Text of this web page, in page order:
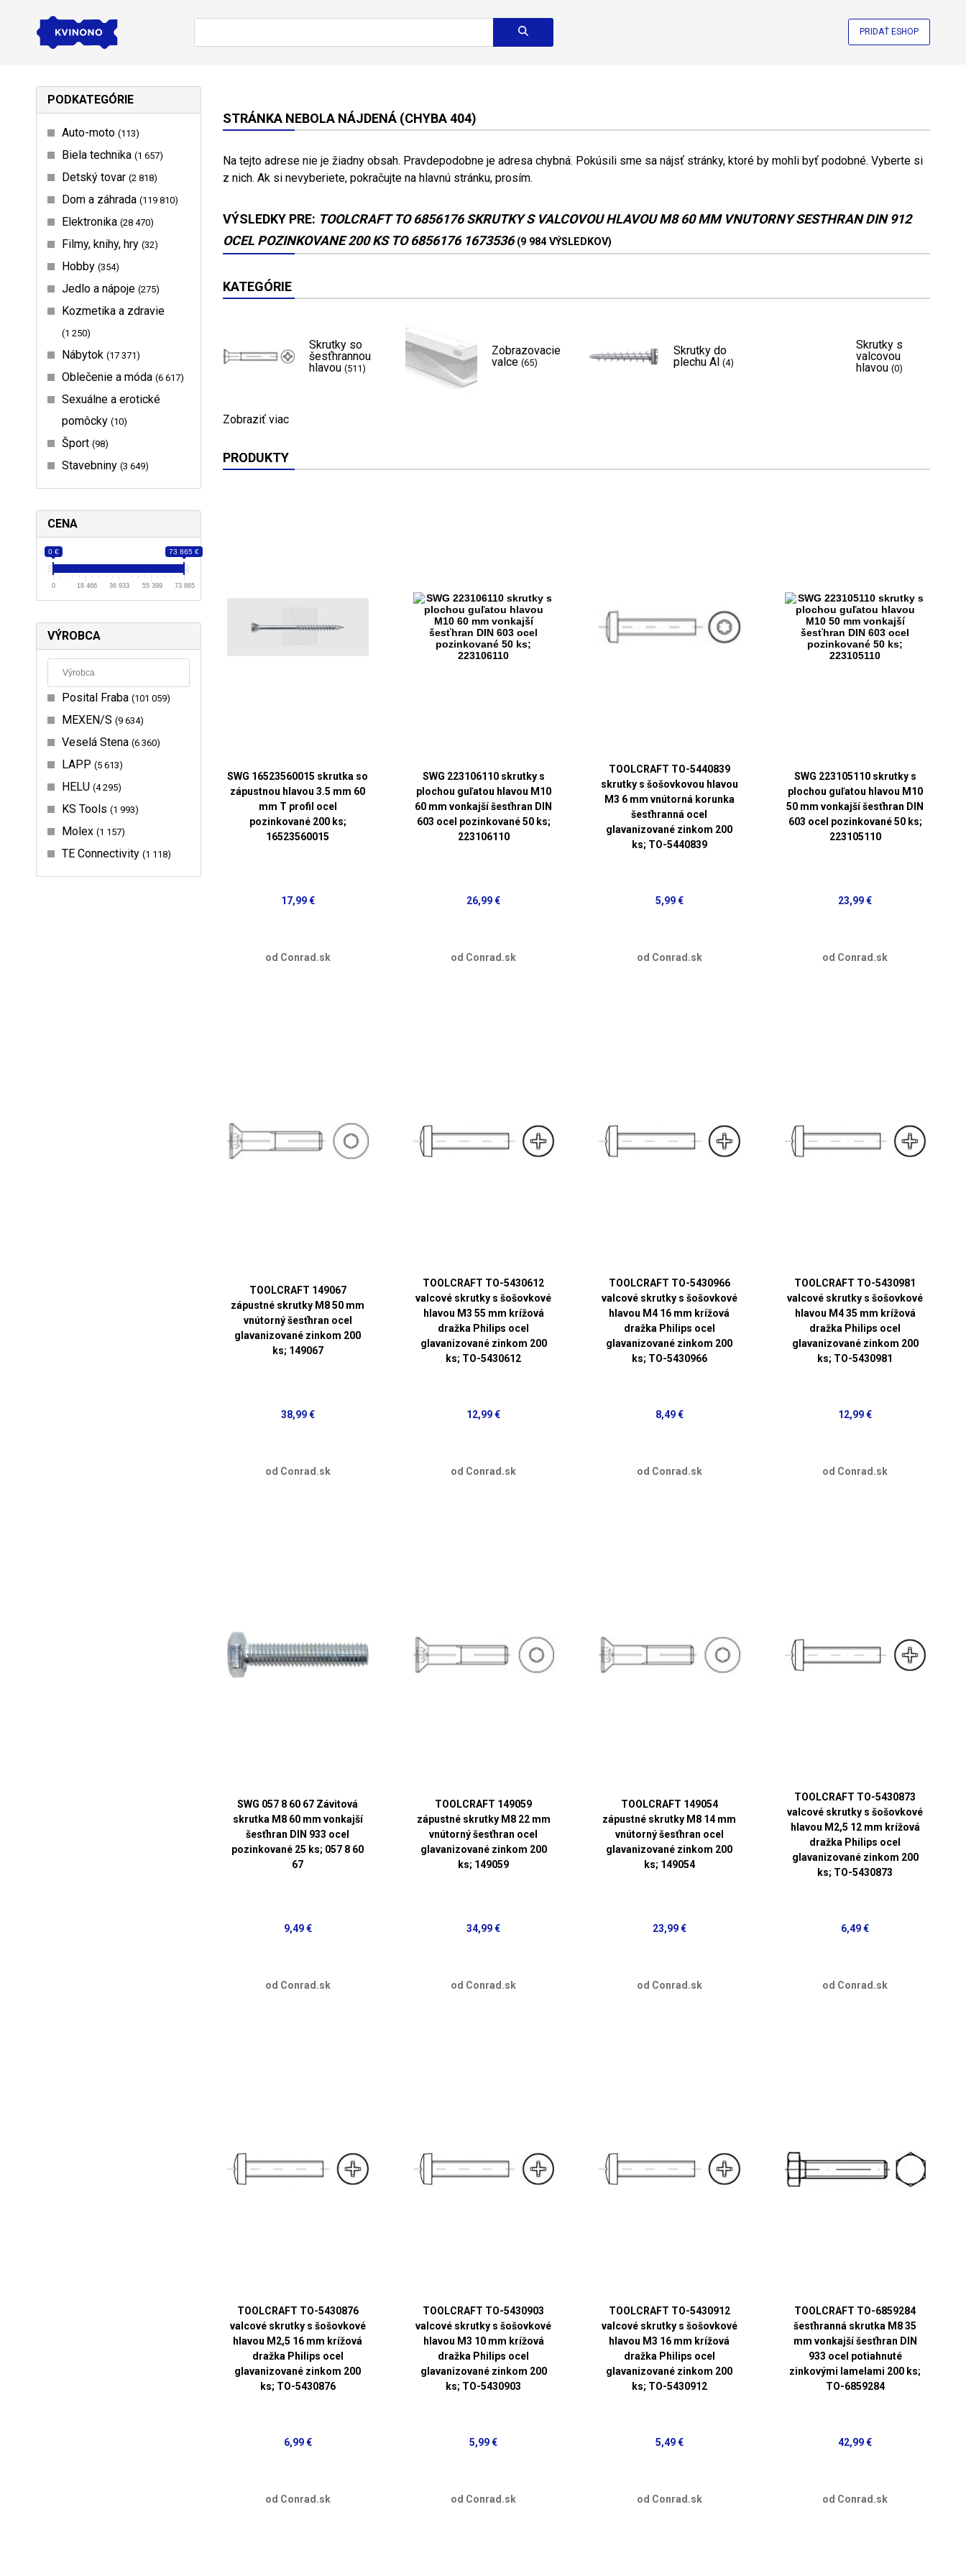
PRIDAŤ ESHOP
PODKATEGÓRIE
Auto-moto 113
Biela technika 1 657
Detský tovar 2 818
Dom a záhrada 119 810
Elektronika 28 470
Filmy, knihy, hry 32
Hobby 354
Jedlo a nápoje 275
Kozmetika a zdravie
1 250
Nábytok 17 371
Oblečenie a móda 6 617
Sexuálne a erotické
pomôcky 10
Šport 98
Stavebniny 3 649
CENA
0 € 73 865 €
0 18 466 36 933 55 399 73 865
VÝROBCA
Posital Fraba 101 059
MEXEN/S 9 634
Veselá Stena 6 360
LAPP 5 613
HELU 4 295
KS Tools 1 993
Molex 1 157
TE Connectivity 1 118
STRÁNKA NEBOLA NÁJDENÁ (CHYBA 404)
Na tejto adrese nie je žiadny obsah. Pravdepodobne je adresa chybná. Pokúsili sme sa nájsť stránky, ktoré by mohli byť podobné. Vyberte si
z nich. Ak si nevyberiete, pokračujte na hlavnú stránku, prosím.
VÝSLEDKY PRE: TOOLCRAFT TO 6856176 SKRUTKY S VALCOVOU HLAVOU M8 60 MM VNUTORNY SESTHRAN DIN 912
OCEL POZINKOVANE 200 KS TO 6856176 1673536 (9 984 VÝSLEDKOV)
KATEGÓRIE
Skrutky so
šesťhrannou
hlavou (511)
Zobrazovacie
valce (65)
Skrutky do
plechu Al (4)
Skrutky s
valcovou
hlavou (0)
Zobraziť viac
PRODUKTY
SWG 16523560015 skrutka so
zápustnou hlavou 3.5 mm 60
mm T profil ocel
pozinkované 200 ks;
16523560015
17,99 €
od Conrad.sk
SWG 223106110 skrutky s
plochou guľatou hlavou M10
60 mm vonkajší šesťhran DIN
603 ocel pozinkované 50 ks;
223106110
26,99 €
od Conrad.sk
TOOLCRAFT TO-5440839
skrutky s šošovkovou hlavou
M3 6 mm vnútorná korunka
šesťhranná ocel
glavanizované zinkom 200
ks; TO-5440839
5,99 €
od Conrad.sk
SWG 223105110 skrutky s
plochou guľatou hlavou M10
50 mm vonkajší šesťhran DIN
603 ocel pozinkované 50 ks;
223105110
23,99 €
od Conrad.sk
TOOLCRAFT 149067
zápustné skrutky M8 50 mm
vnútorný šesťhran ocel
glavanizované zinkom 200
ks; 149067
38,99 €
od Conrad.sk
TOOLCRAFT TO-5430612
valcové skrutky s šošovkové
hlavou M3 55 mm krížová
dražka Philips ocel
glavanizované zinkom 200
ks; TO-5430612
12,99 €
od Conrad.sk
TOOLCRAFT TO-5430966
valcové skrutky s šošovkové
hlavou M4 16 mm krížová
dražka Philips ocel
glavanizované zinkom 200
ks; TO-5430966
8,49 €
od Conrad.sk
TOOLCRAFT TO-5430981
valcové skrutky s šošovkové
hlavou M4 35 mm krížová
dražka Philips ocel
glavanizované zinkom 200
ks; TO-5430981
12,99 €
od Conrad.sk
SWG 057 8 60 67 Závitová
skrutka M8 60 mm vonkajší
šesťhran DIN 933 ocel
pozinkované 25 ks; 057 8 60
67
9,49 €
od Conrad.sk
TOOLCRAFT 149059
zápustné skrutky M8 22 mm
vnútorný šesťhran ocel
glavanizované zinkom 200
ks; 149059
34,99 €
od Conrad.sk
TOOLCRAFT 149054
zápustné skrutky M8 14 mm
vnútorný šesťhran ocel
glavanizované zinkom 200
ks; 149054
23,99 €
od Conrad.sk
TOOLCRAFT TO-5430873
valcové skrutky s šošovkové
hlavou M2,5 12 mm krížová
dražka Philips ocel
glavanizované zinkom 200
ks; TO-5430873
6,49 €
od Conrad.sk
TOOLCRAFT TO-5430876
valcové skrutky s šošovkové
hlavou M2,5 16 mm krížová
dražka Philips ocel
glavanizované zinkom 200
ks; TO-5430876
6,99 €
od Conrad.sk
TOOLCRAFT TO-5430903
valcové skrutky s šošovkové
hlavou M3 10 mm krížová
dražka Philips ocel
glavanizované zinkom 200
ks; TO-5430903
5,99 €
od Conrad.sk
TOOLCRAFT TO-5430912
valcové skrutky s šošovkové
hlavou M3 16 mm krížová
dražka Philips ocel
glavanizované zinkom 200
ks; TO-5430912
5,49 €
od Conrad.sk
TOOLCRAFT TO-6859284
šesťhranná skrutka M8 35
mm vonkajší šesťhran DIN
933 ocel potiahnuté
zinkovými lamelami 200 ks;
TO-6859284
42,99 €
od Conrad.sk